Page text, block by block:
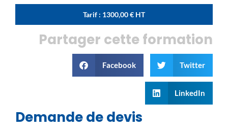
Tarif : 1300,00€ HT
Partager cette formation
Facebook Twitter
LinkedIn
Demande de devis